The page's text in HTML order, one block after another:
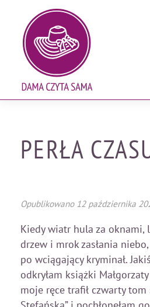
PERŁA
Opublikowano 12 października
Kiedy wiatr hula za oknami,
drzew i mrok zasłania
po wciągający kryminał.
odkryłam książki
moje ręce trafił czwarty tom